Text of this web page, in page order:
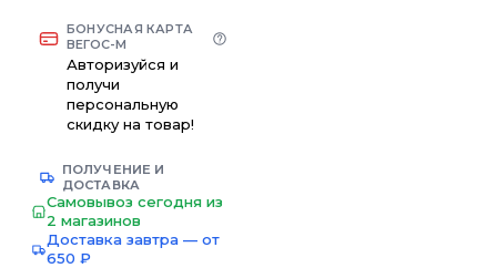
БОНУСНАЯ КАРТА
ВЕГОС-М
Авторизуйся и
получи
персональную
скидку на товар!
ПОЛУЧЕНИЕ И
ДОСТАВКА
Самовывоз сегодня из
2 магазинов
Доставка завтра — от
650 ₽